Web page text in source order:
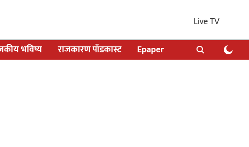
Live TV
भविष्य राजकारण पॉडकास्ट Epaper